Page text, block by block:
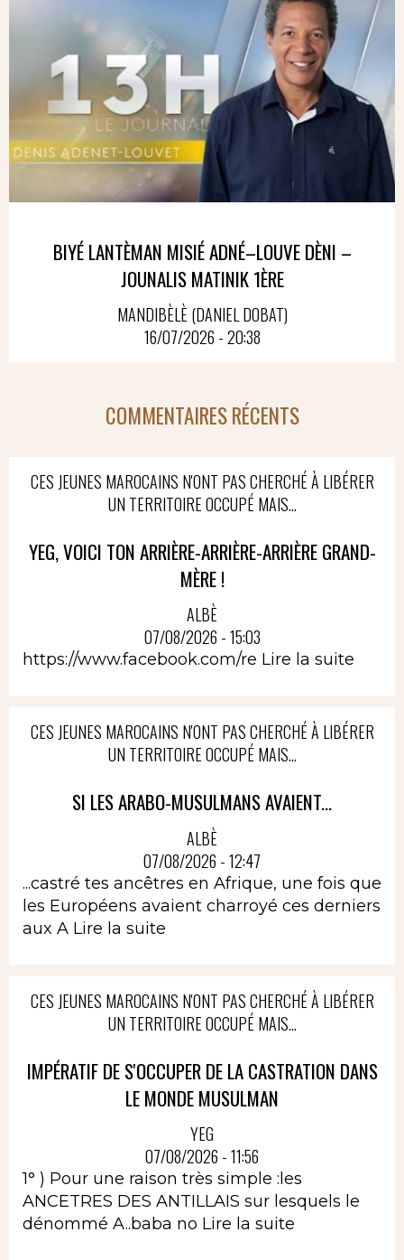
BIYÉ LANTÈMAN MISIÉ ADNÉ–LOUVE DÈNI –
JOUNALIS MATINIK 1ÈRE
MANDIBÈLÈ (DANIEL DOBAT)
16/07/2026 - 20:38
COMMENTAIRES RÉCENTS
CES JEUNES MAROCAINS N'ONT PAS CHERCHÉ À LIBÉRER
UN TERRITOIRE OCCUPÉ MAIS...
YEG, VOICI TON ARRIÈRE-ARRIÈRE-ARRIÈRE GRAND-
MÈRE !
ALBÈ
07/08/2026 - 15:03
https://www.facebook.com/re Lire la suite
CES JEUNES MAROCAINS N'ONT PAS CHERCHÉ À LIBÉRER
UN TERRITOIRE OCCUPÉ MAIS...
SI LES ARABO-MUSULMANS AVAIENT...
ALBÈ
07/08/2026 - 12:47
...castré tes ancêtres en Afrique, une fois que
les Européens avaient charroyé ces derniers
aux A Lire la suite
CES JEUNES MAROCAINS N'ONT PAS CHERCHÉ À LIBÉRER
UN TERRITOIRE OCCUPÉ MAIS...
IMPÉRATIF DE S'OCCUPER DE LA CASTRATION DANS
LE MONDE MUSULMAN
YEG
07/08/2026 - 11:56
1° ) Pour une raison très simple :les
ANCETRES DES ANTILLAIS sur lesquels le
dénommé A..baba no Lire la suite